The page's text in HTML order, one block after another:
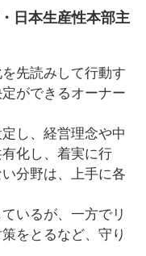
日本生産性本部主
先読みして行動す
ができるオーナー
し、経営理念や中
化し、着実に行
分野は、上手に各
いるが、一方でリ
をとるなど、守り